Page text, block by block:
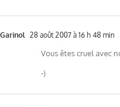
Garinol 28 août 2007 à 16 h 48 min
Vous êtes cruel avec
-)